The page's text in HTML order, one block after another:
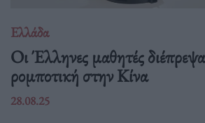
Ελλάδα
Οι Έλληνες μαθητές
ρομποτική στην Κίνα
28.08.25